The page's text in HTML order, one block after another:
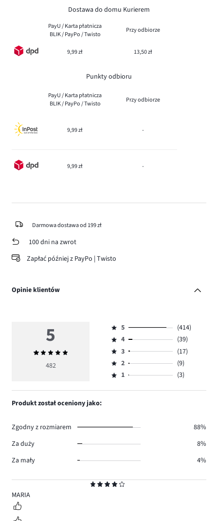
Dostawa do domu Kurierem
PayU / Karta płatnicza
BLIK / PayPo / Twisto
Przy odbiorze
9,99 zł 13,50 zł
Punkty odbioru
PayU / Karta płatnicza
BLIK / PayPo / Twisto
Przy odbiorze
9,99 zł -
9,99 zł -
Darmowa dostawa od 199 zł
100 dni na zwrot
Zapłać później z PayPo | Twisto
Opinie klientów
4
MARIA
5
Średnia
ocena
482
Ocena
5,
ilość
głosów
414.
5
(414)
Ocena
4,
ilość
głosów
4
(39)
Ocena
3,
ilość
3
(17)
Ocena
2,
2
(9)
Ocena
1,
1 (3)
Produkt został oceniony jako:
Zgodny z rozmiarem
88%
Za duży
8%
Za mały
4%